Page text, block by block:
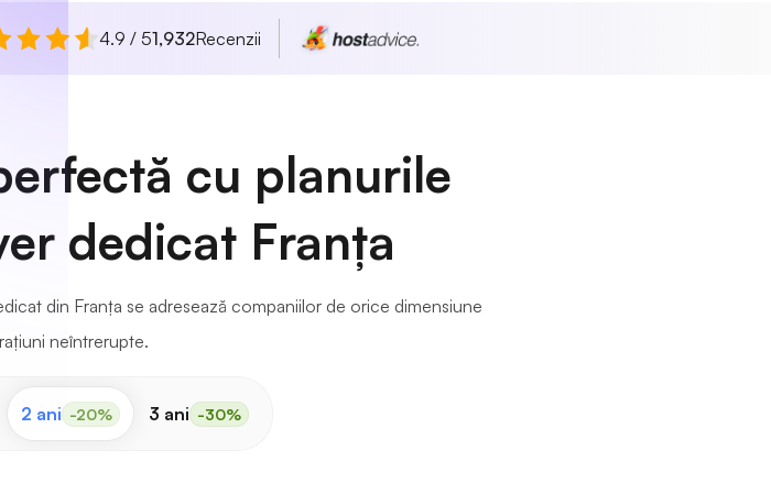
4.9 / 51,932Recenzii
cu planurile
dedicat Franța
din Franța se adresează companiilor de orice dimensiune
neîntrerupte.
2 ani -20% 3 ani -30%